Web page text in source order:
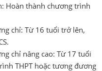
Hoàn thành chương trình
chỉ: Từ 16 tuổi trở lên,
chỉ nâng cao: Từ 17 tuổi
THPT hoặc tương đương